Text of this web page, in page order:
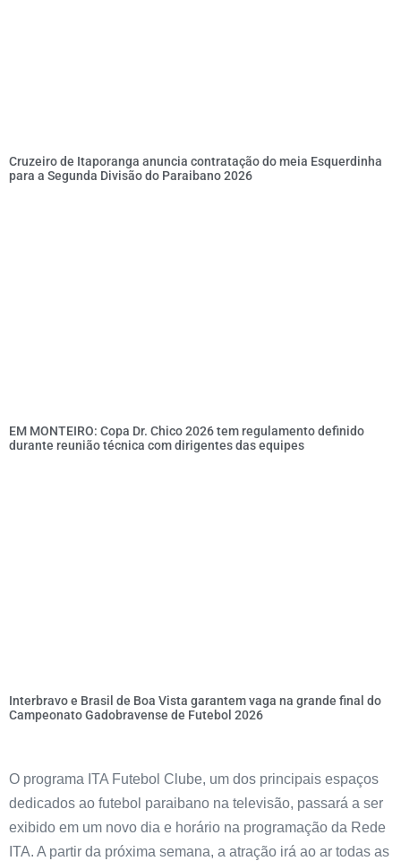
Cruzeiro de Itaporanga anuncia contratação do meia Esquerdinha
para a Segunda Divisão do Paraibano 2026
EM MONTEIRO: Copa Dr. Chico 2026 tem regulamento definido
durante reunião técnica com dirigentes das equipes
Interbravo e Brasil de Boa Vista garantem vaga na grande final do
Campeonato Gadobravense de Futebol 2026
O programa ITA Futebol Clube, um dos principais espaços
dedicados ao futebol paraibano na televisão, passará a ser
exibido em um novo dia e horário na programação da Rede
ITA. A partir da próxima semana, a atração irá ao ar todas as